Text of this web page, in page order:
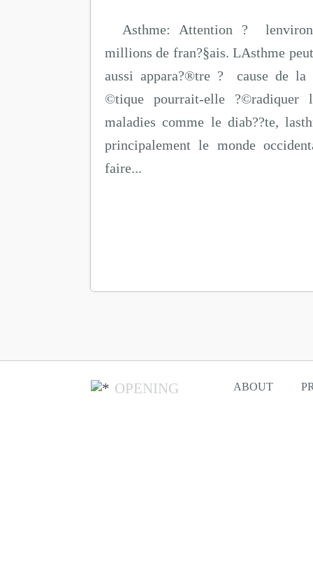
Asthme: Attention ?
millions de fran?§ais. LAsthme
aussi appara?®tre ? cause de
©tique pourrait-elle ?©radiquer
maladies comme le diab??te,
principalement le monde
faire...
OPENING ABOUT